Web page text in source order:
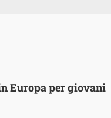
Europa per giovani